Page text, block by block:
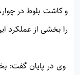
و کاشت بلوط در
را بخشی از عملکرد
وی در پایان گفت: